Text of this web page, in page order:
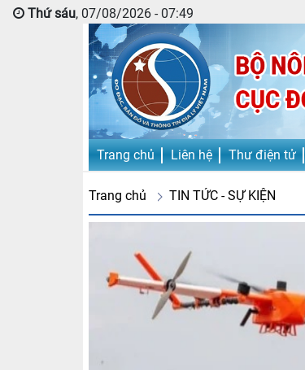
Thứ sáu, 07/08/2026 - 07:49
Trang chủ Liên hệ Thư điện tử
Trang chủ TIN TỨC - SỰ KIỆN